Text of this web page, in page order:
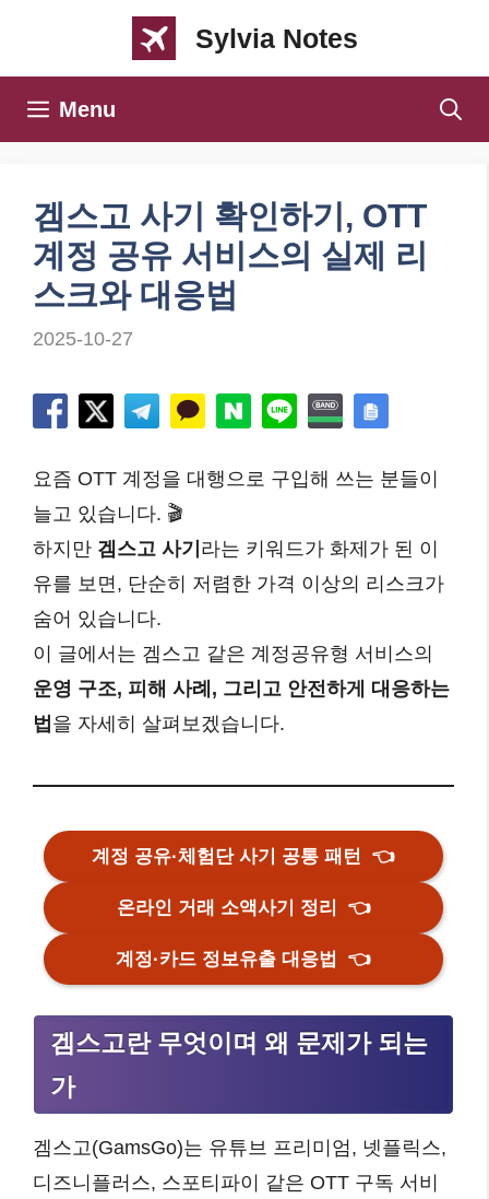
Sylvia Notes
Menu
겜스고 사기 확인하기, OTT
계정 공유 서비스의 실제 리
스크와 대응법
2025-10-27
요즘 OTT 계정을 대행으로 구입해 쓰는 분들이
늘고 있습니다. 🎬
하지만 겜스고 사기 라는 키워드가 화제가 된 이
유를 보면, 단순히 저렴한 가격 이상의 리스크가
숨어 있습니다.
이 글에서는 겜스고 같은 계정공유형 서비스의
운영 구조, 피해 사례, 그리고 안전하게 대응하는
법 을 자세히 살펴보겠습니다.
계정 공유·체험단 사기 공통 패턴 👈
온라인 거래 소액사기 정리 👈
계정·카드 정보유출 대응법 👈
겜스고란 무엇이며 왜 문제가 되는
가
겜스고(GamsGo)는 유튜브 프리미엄, 넷플릭스,
디즈니플러스, 스포티파이 같은 OTT 구독 서비